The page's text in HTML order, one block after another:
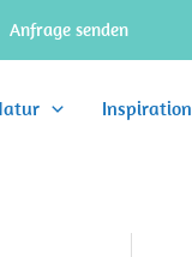
Anfrage senden
Inspiration